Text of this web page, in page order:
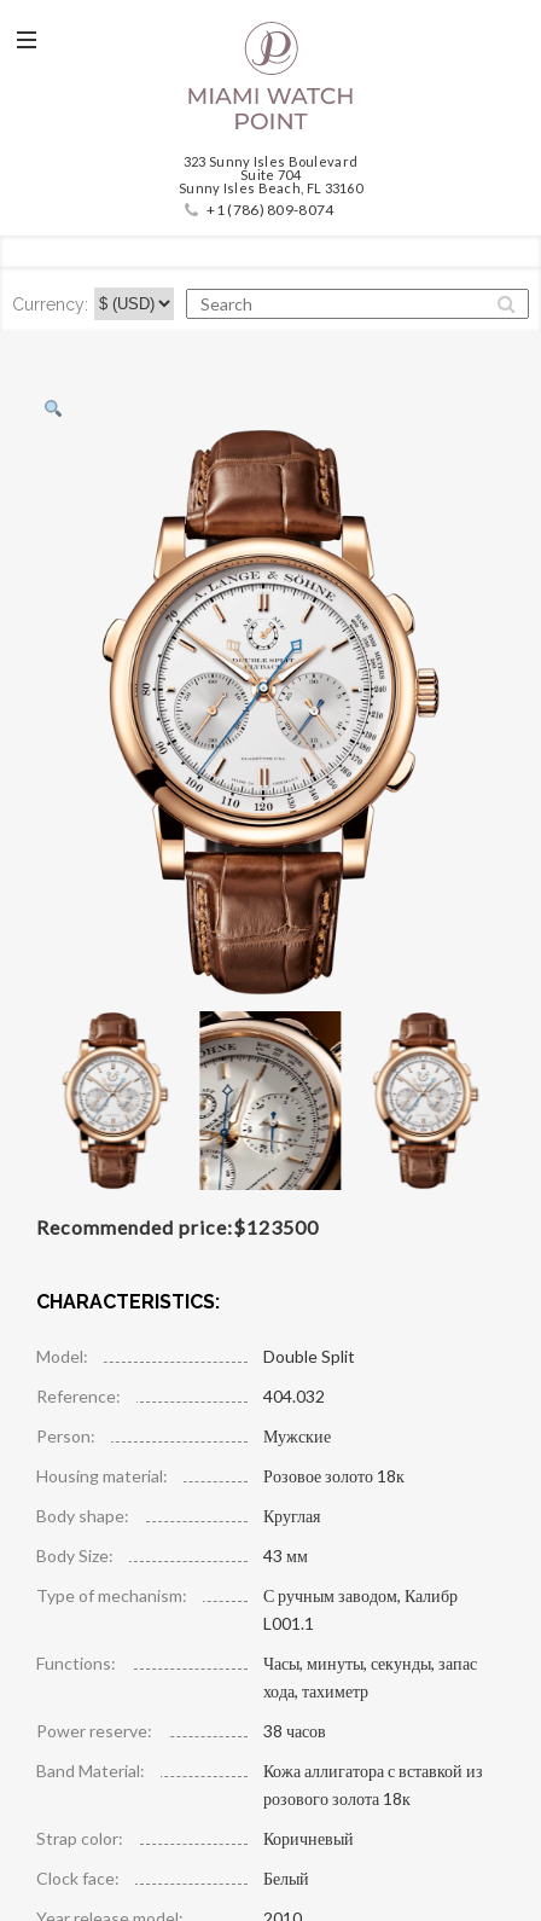
323 Sunny Isles Boulevard
Suite 704
Sunny Isles Beach, FL 33160
+1 (786) 809-8074
Currency:
Recommended price:$123500
CHARACTERISTICS:
Model:
Double Split
Reference:
404.032
Person:
Мужские
Housing material:
Розовое золото 18к
Body shape:
Круглая
Body Size:
43 мм
Type of mechanism:
С ручным заводом, Калибр
L001.1
Functions:
Часы, минуты, секунды, запас
хода, тахиметр
Power reserve:
38 часов
Band Material:
Кожа аллигатора с вставкой из
розового золота 18к
Strap color:
Коричневый
Clock face:
Белый